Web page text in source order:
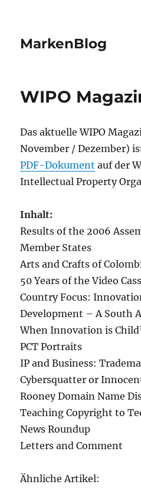
MarkenBlog
WIPO
Das aktuelle WIPO
November / Dezember)
PDF-Dokument auf der
Intellectual Property
Inhalt:
Results of the 2006
Member States
Arts and Crafts of
50 Years of the Video
Country Focus:
Development – A South
When Innovation is
PCT Portraits
IP and Business:
Cybersquatter or
Rooney Domain Name
Teaching Copyright to
News Roundup
Letters and Comment
Ähnliche Artikel: